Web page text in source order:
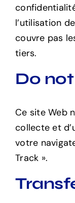
l’utilisation
couvre pas
tiers.
Do
Ce site Web
collecte et
votre
Track ».